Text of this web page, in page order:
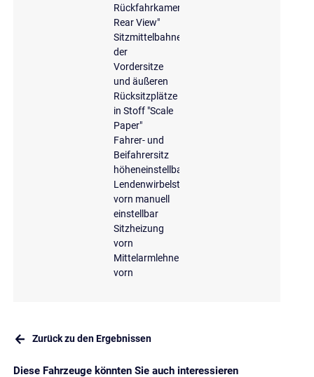
Rückfahrkamera
Rear View"
Sitzmittelbahnen
der
Vordersitze
und äußeren
Rücksitzplätze
in Stoff "Scale
Paper"
Fahrer- und
Beifahrersitz
höheneinstellbar
Lendenwirbelstütze
vorn manuell
einstellbar
Sitzheizung
vorn
Mittelarmlehne
vorn
Zurück zu den Ergebnissen
Diese Fahrzeuge könnten Sie auch interessieren